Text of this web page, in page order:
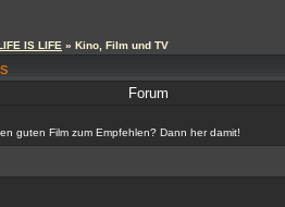
IS LIFE » Kino, Film und TV
Forum
guten Film zum Empfehlen? Dann her damit!